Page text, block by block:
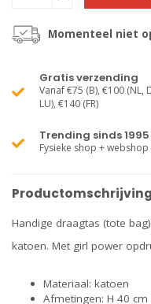
Momenteel niet
Gratis verzending
Vanaf €75 (B), €100 (NL,
LU), €140 (FR)
Trending sinds 1995
Fysieke shop + webshop
Productomschrijving
Handige draagtas (tote
katoen. Met girl power
Materiaal: katoen
Afmetingen: H 40